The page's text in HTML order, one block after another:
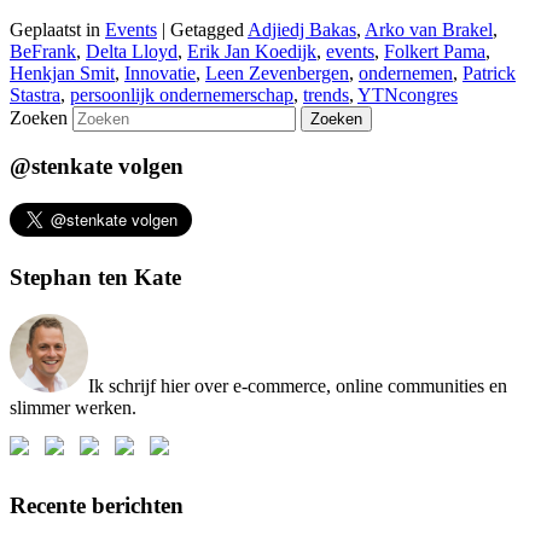
Geplaatst in Events | Getagged Adjiedj Bakas, Arko van Brakel,
BeFrank, Delta Lloyd, Erik Jan Koedijk, events, Folkert Pama,
Henkjan Smit, Innovatie, Leen Zevenbergen, ondernemen, Patrick
Stastra, persoonlijk ondernemerschap, trends, YTNcongres
Zoeken
@stenkate volgen
Stephan ten Kate
Ik schrijf hier over e-commerce, online communities en
slimmer werken.
Recente berichten